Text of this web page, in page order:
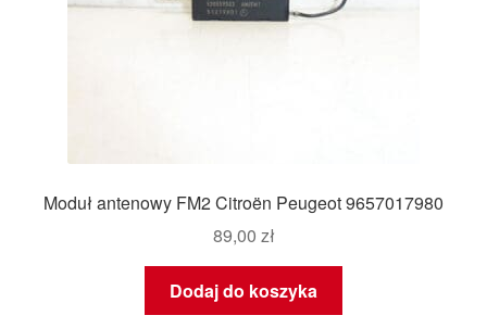
Moduł antenowy FM2 Citroën Peugeot 9657017980
89,00 zł
Dodaj do koszyka